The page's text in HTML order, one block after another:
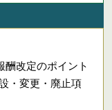
酬改定のポイント
・変更・廃止項